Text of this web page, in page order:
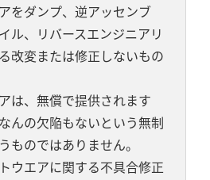
をダンプ、逆アッセンブ
ル、リバースエンジニアリ
改変または修正しないもの
は、無償で提供されます
んの欠陥もないという無制
ものではありません。
ウエアに関する不具合修正